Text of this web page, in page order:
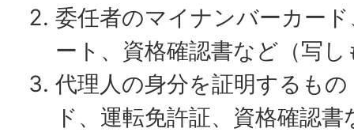
委任者のマイナンバーカー
ート、資格確認書など（写し
代理人の身分を証明するも
ド、運転免許証、資格確認書